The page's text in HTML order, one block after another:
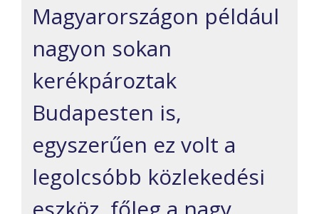
Magyarországon például
nagyon sokan
kerékpároztak
Budapesten is,
egyszerűen ez volt a
legolcsóbb közlekedési